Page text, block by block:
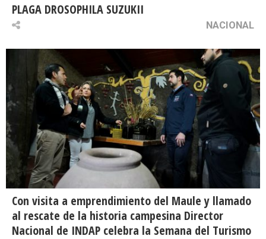
PLAGA DROSOPHILA SUZUKII
NACIONAL
Con visita a emprendimiento del Maule y llamado
al rescate de la historia campesina Director
Nacional de INDAP celebra la Semana del Turismo